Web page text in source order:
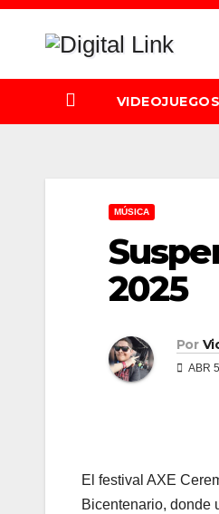
Saltar
VIDEOJUEGOS
MÚSICA
2025
Por
ABR
El festival AXE
Bicentenario, donde